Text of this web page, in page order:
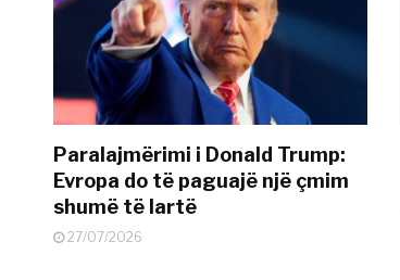
Paralajmërimi i Donald Trump:
Evropa do të paguajë një çmim
shumë të lartë
27/07/2026